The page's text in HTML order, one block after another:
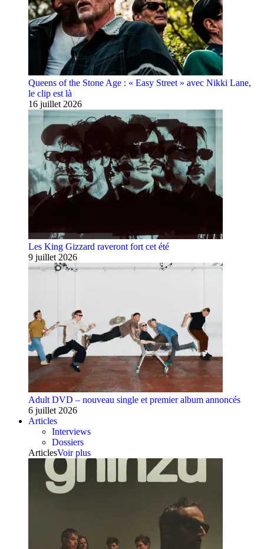
Queens of the Stone Age : « Easy Street » avec Nikki Lane,
le clip est là
16 juillet 2026
Les King Gizzard raveront fort cet été
9 juillet 2026
Adult DVD – nouveau single et premier album annoncés
6 juillet 2026
Articles
Interviews
Dossiers
ArticlesVoir plus